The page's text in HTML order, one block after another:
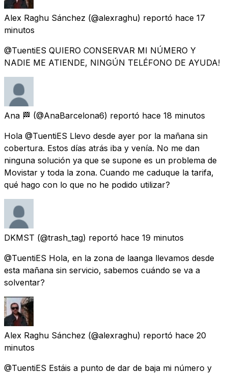
Alex Raghu Sánchez (@alexraghu) reportó hace 17
minutos
@TuentiES QUIERO CONSERVAR MI NÚMERO Y
NADIE ME ATIENDE, NINGÚN TELÉFONO DE AYUDA!
Ana 🏁 (@AnaBarcelona6) reportó hace 18 minutos
Hola @TuentiES Llevo desde ayer por la mañana sin
cobertura. Estos días atrás iba y venía. No me dan
ninguna solución ya que se supone es un problema de
Movistar y toda la zona. Cuando me caduque la tarifa,
qué hago con lo que no he podido utilizar?
DKMST (@trash_tag) reportó hace 19 minutos
@TuentiES Hola, en la zona de laanga llevamos desde
esta mañana sin servicio, sabemos cuándo se va a
solventar?
Alex Raghu Sánchez (@alexraghu) reportó hace 20
minutos
@TuentiES Estáis a punto de dar de baja mi número y